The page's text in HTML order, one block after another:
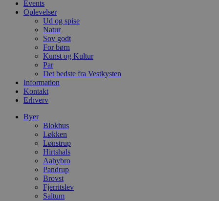
Events
Oplevelser
Ud og spise
Natur
Sov godt
For børn
Kunst og Kultur
Par
Det bedste fra Vestkysten
Information
Kontakt
Erhverv
Byer
Blokhus
Løkken
Lønstrup
Hirtshals
Aabybro
Pandrup
Brovst
Fjerritslev
Saltum